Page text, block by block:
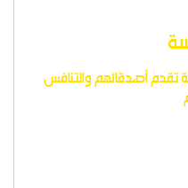
تقدم أصدقائهم والتنافس